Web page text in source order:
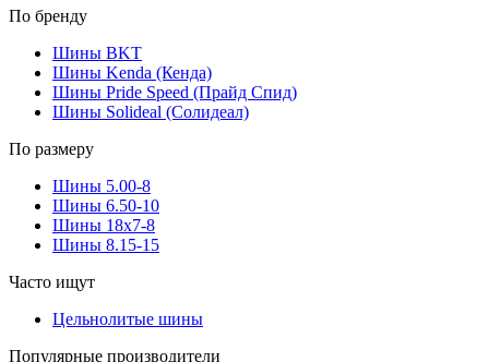
По бренду
Шины BKT
Шины Kenda (Кенда)
Шины Pride Speed (Прайд Спид)
Шины Solideal (Солидеал)
По размеру
Шины 5.00-8
Шины 6.50-10
Шины 18x7-8
Шины 8.15-15
Часто ищут
Цельнолитые шины
Популярные производители